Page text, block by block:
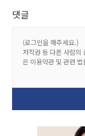
댓글